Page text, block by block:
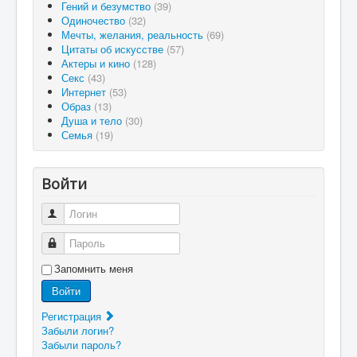
Гений и безумство (39)
Одиночество (32)
Мечты, желания, реальность (69)
Цитаты об искусстве (57)
Актеры и кино (128)
Секс (43)
Интернет (53)
Образ (13)
Душа и тело (30)
Семья (19)
Войти
Логин
Пароль
Запомнить меня
Войти
Регистрация
Забыли логин?
Забыли пароль?